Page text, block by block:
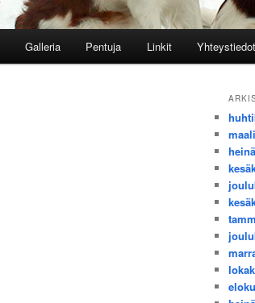
Galleria Pentuja Linkit Yhteystiedot